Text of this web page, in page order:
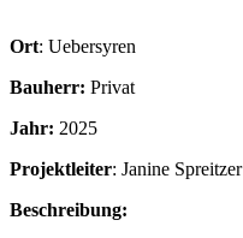
Ort: Uebersyren
Bauherr: Privat
Jahr: 2025
Projektleiter: Janine Spreitzer
Beschreibung: